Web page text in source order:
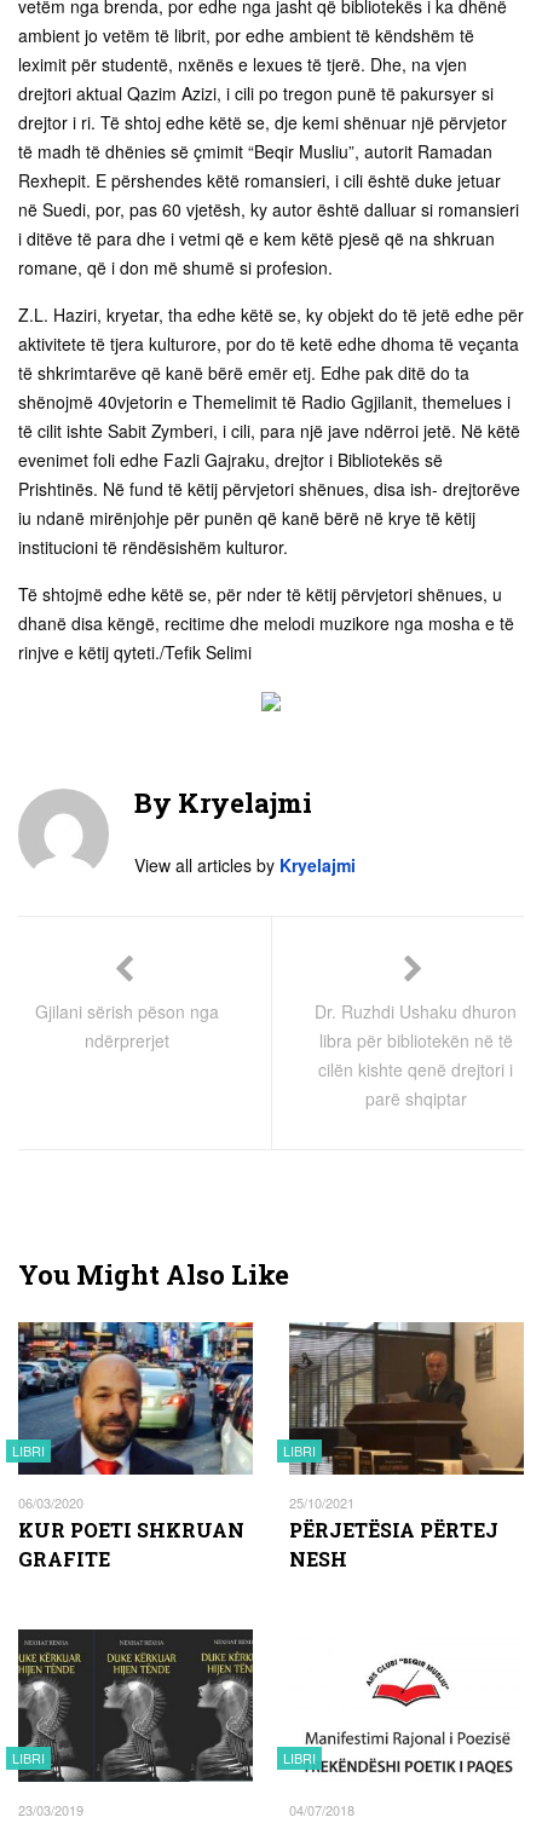
vetëm nga brenda, por edhe nga jasht që bibliotekës i ka dhënë
ambient jo vetëm të librit, por edhe ambient të këndshëm të
leximit për studentë, nxënës e lexues të tjerë. Dhe, na vjen
drejtori aktual Qazim Azizi, i cili po tregon punë të pakursyer si
drejtor i ri. Të shtoj edhe këtë se, dje kemi shënuar një përvjetor
të madh të dhënies së çmimit “Beqir Musliu”, autorit Ramadan
Rexhepit. E përshendes këtë romansieri, i cili është duke jetuar
në Suedi, por, pas 60 vjetësh, ky autor është dalluar si romansieri
i ditëve të para dhe i vetmi që e kem këtë pjesë që na shkruan
romane, që i don më shumë si profesion.
Z.L. Haziri, kryetar, tha edhe këtë se, ky objekt do të jetë edhe për
aktivitete të tjera kulturore, por do të ketë edhe dhoma të veçanta
të shkrimtarëve që kanë bërë emër etj. Edhe pak ditë do ta
shënojmë 40vjetorin e Themelimit të Radio Ggjilanit, themelues i
të cilit ishte Sabit Zymberi, i cili, para një jave ndërroi jetë. Në këtë
evenimet foli edhe Fazli Gajraku, drejtor i Bibliotekës së
Prishtinës. Në fund të këtij përvjetori shënues, disa ish- drejtorëve
iu ndanë mirënjohje për punën që kanë bërë në krye të këtij
institucioni të rëndësishëm kulturor.
Të shtojmë edhe këtë se, për nder të këtij përvjetori shënues, u
dhanë disa këngë, recitime dhe melodi muzikore nga mosha e të
rinjve e këtij qyteti./Tefik Selimi
By Kryelajmi
View all articles by Kryelajmi
Gjilani sërish pëson nga
ndërprerjet
Dr. Ruzhdi Ushaku dhuron
libra për bibliotekën në të
cilën kishte qenë drejtori i
parë shqiptar
You Might Also Like
LIBRI
06/03/2020
KUR POETI SHKRUAN
GRAFITE
LIBRI
25/10/2021
PËRJETËSIA PËRTEJ
NESH
LIBRI
23/03/2019
LIBRI
04/07/2018